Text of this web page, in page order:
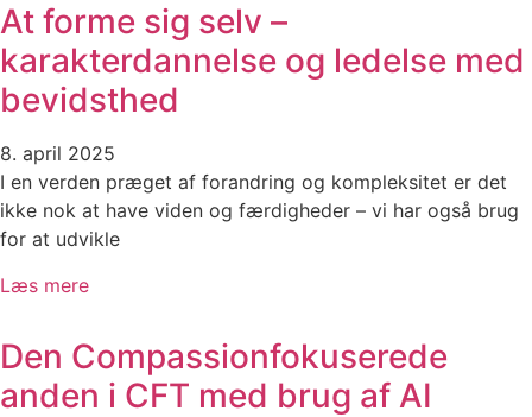
At forme sig selv –
karakterdannelse og ledelse med
bevidsthed
8. april 2025
I en verden præget af forandring og kompleksitet er det
ikke nok at have viden og færdigheder – vi har også brug
for at udvikle
Læs mere
Den Compassionfokuserede
anden i CFT med brug af AI